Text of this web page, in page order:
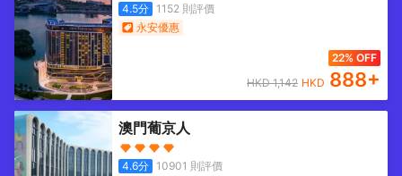
4.5分 1152 則評價
永安優惠
22% OFF
HKD1,142 HKD 888+
澳門葡京人
4.6分 10901 則評價